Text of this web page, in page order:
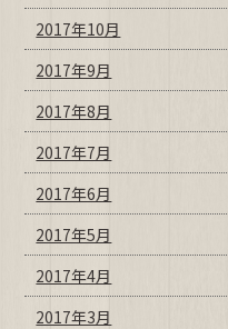
2017年10月
2017年9月
2017年8月
2017年7月
2017年6月
2017年5月
2017年4月
2017年3月